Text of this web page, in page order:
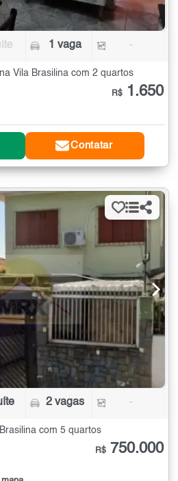
1 vaga -
Vila Brasilina com 2 quartos
R$ 1.650
Contatar
2 vagas -
com 5 quartos
R$ 750.000